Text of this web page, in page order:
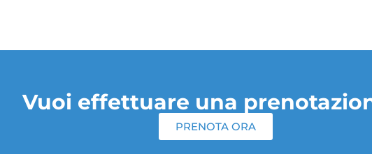
Vuoi effettuare una
PRENOTA ORA